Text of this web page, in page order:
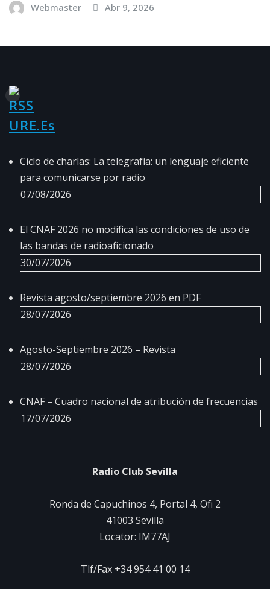
Webmaster Abr 9, 2026
URE.es
Ciclo de charlas: La telegrafía: un lenguaje eficiente
para comunicarse por radio
07/08/2026
El CNAF 2026 no modifica las condiciones de uso de
las bandas de radioaficionado
30/07/2026
Revista agosto/septiembre 2026 en PDF
28/07/2026
Agosto-Septiembre 2026 – Revista
28/07/2026
CNAF – Cuadro nacional de atribución de frecuencias
17/07/2026
Radio Club Sevilla
Ronda de Capuchinos 4, Portal 4, Ofi 2
41003 Sevilla
Locator: IM77AJ
Tlf/Fax +34 954 41 00 14